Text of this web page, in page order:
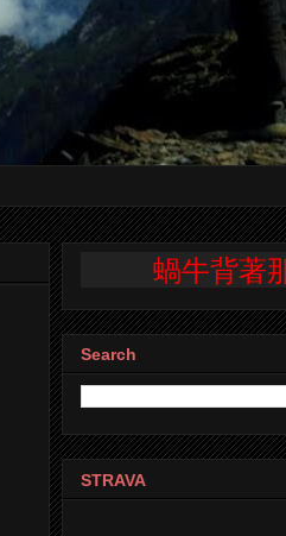
蝸牛背著那重重
Search
STRAVA